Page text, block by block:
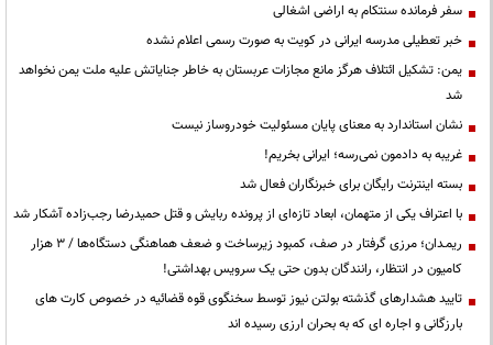
سفر فرمانده سنتکام به اراضی اشغالی
خبر تعطیلی مدرسه ایرانی در کویت به صورت رسمی اعلام نشده
یمن: تشکیل ائتلاف هرگز مانع مجازات عربستان به خاطر جنایاتش علیه ملت یمن نخواهد
شد
نشان استاندارد به معنای پایان مسئولیت خودروساز نیست
غریبه به دادمون نمی‌رسه؛ ایرانی بخریم!
بسته اینترنت رایگان برای خبرنگاران فعال شد
با اعتراف یکی از متهمان، ابعاد تازه‌ای از پرونده ربایش و قتل حمیدرضا رجب‌زاده آشکار شد
ریمـدان؛ مرزی گرفتار در صف، کمبود زیرساخت و ضعف هماهنگی دستگاه‌ها / ۳ هزار
کامیون در انتظار، رانندگان بدون حتی یک سرویس بهداشتی!
تایید هشدارهای گذشته بولتن نیوز توسط سخنگوی قوه قضائیه در خصوص کارت های
بارزگانی و اجاره ای که به بحران ارزی رسیده اند